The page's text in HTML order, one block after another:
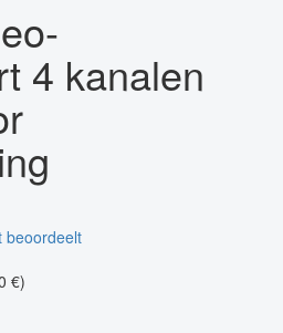
4 kanalen
beoordeelt
€)